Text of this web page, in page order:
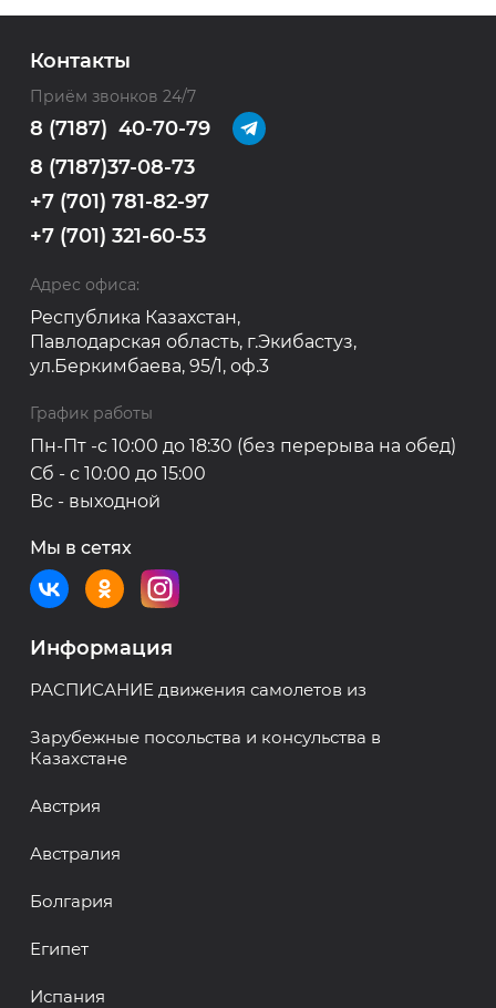
Контакты
Приём звонков 24/7
8 (7187) 40-70-79
8 (7187)37-08-73
+7 (701) 781-82-97
+7 (701) 321-60-53
Адрес офиса:
Республика Казахстан,
Павлодарская область, г.Экибастуз,
ул.Беркимбаева, 95/1, оф.3
График работы
Пн-Пт -с 10:00 до 18:30 (без перерыва на обед)
Сб - с 10:00 до 15:00
Вс - выходной
Мы в сетях
Информация
РАСПИСАНИЕ движения самолетов из
Зарубежные посольства и консульства в
Казахстане
Австрия
Австралия
Болгария
Египет
Испания